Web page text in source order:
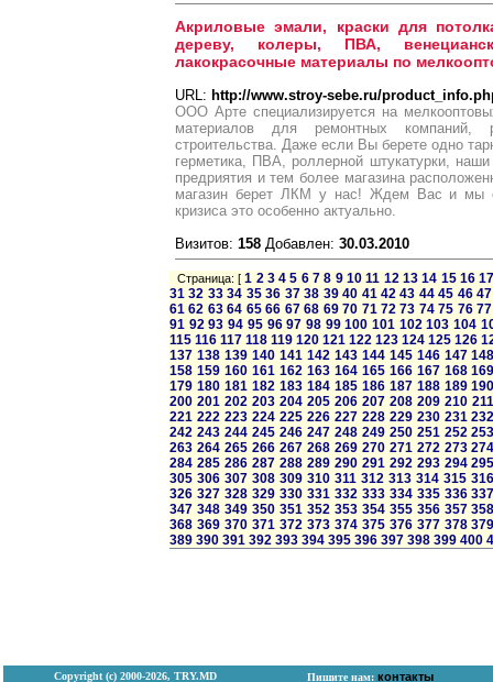
Акриловые эмали, краски для
дереву, колеры, ПВА,
лакокрасочные материалы по
URL: http://www.stroy-sebe.ru/
ООО Арте специализируется на
материалов для ремонтных компаний,
строительства. Даже если Вы берете одно
герметика, ПВА, роллерной штукатурки,
предриятия и тем более магазина
магазин берет ЛКМ у нас! Ждем Вас и мы
кризиса это особенно актуально.
Визитов: 158 Добавлен: 30.03.2010
Страница: [1 2 3 4 5 6 7 8 9 10 11 12 13 14 15 16
31 32 33 34 35 36 37 38 39 40 41 42 43 44 45 46 47
61 62 63 64 65 66 67 68 69 70 71 72 73 74 75 76 77
91 92 93 94 95 96 97 98 99 100 101 102 103 104
115 116 117 118 119 120 121 122 123 124 125 126
137 138 139 140 141 142 143 144 145 146 147
158 159 160 161 162 163 164 165 166 167 168
179 180 181 182 183 184 185 186 187 188 189
200 201 202 203 204 205 206 207 208 209 210 211
221 222 223 224 225 226 227 228 229 230 231
242 243 244 245 246 247 248 249 250 251 252
263 264 265 266 267 268 269 270 271 272 273
284 285 286 287 288 289 290 291 292 293 294
305 306 307 308 309 310 311 312 313 314 315 316
326 327 328 329 330 331 332 333 334 335 336
347 348 349 350 351 352 353 354 355 356 357
368 369 370 371 372 373 374 375 376 377 378
389 390 391 392 393 394 395 396 397 398 399 400
Copyright (с) 2000-2026, TRY.MD Пишите нам: контакты